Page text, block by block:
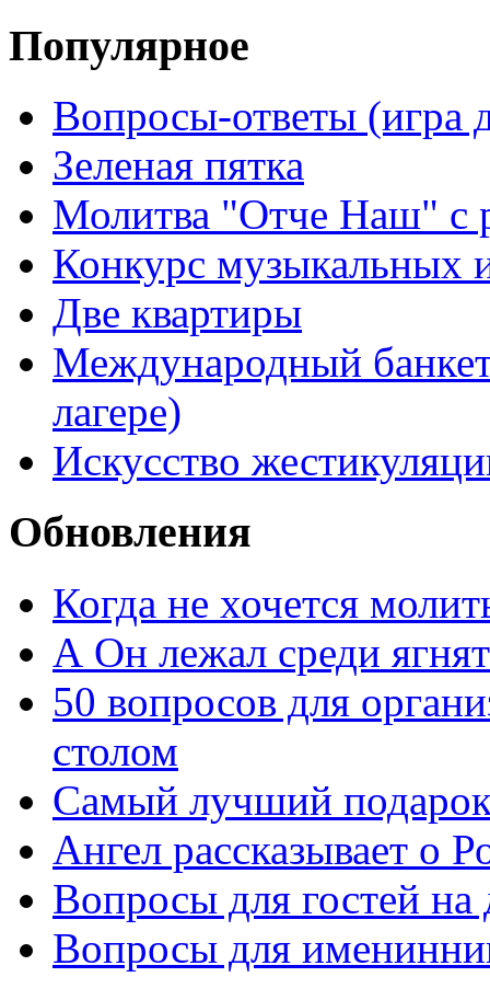
Популярное
Вопросы-ответы (игра
Зеленая пятка
Молитва "Отче Наш" с
Конкурс музыкальных
Две квартиры
Международный
лагере)
Искусство
Обновления
Когда не хочется
А Он лежал среди ягнят
50 вопросов для
столом
Самый лучший
Ангел рассказывает о
Вопросы для гостей
Вопросы для